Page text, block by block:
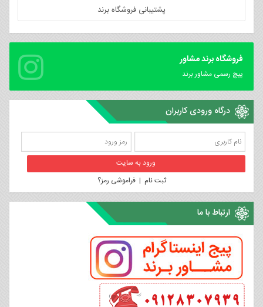
پشتیبانی فروشگاه برند
فروشگاه برند مشاور
پیچ رسمی مشاور برند
درگاه ورودی کاربران
ثبت نام |فراموشی رمز؟
ارتباط با ما